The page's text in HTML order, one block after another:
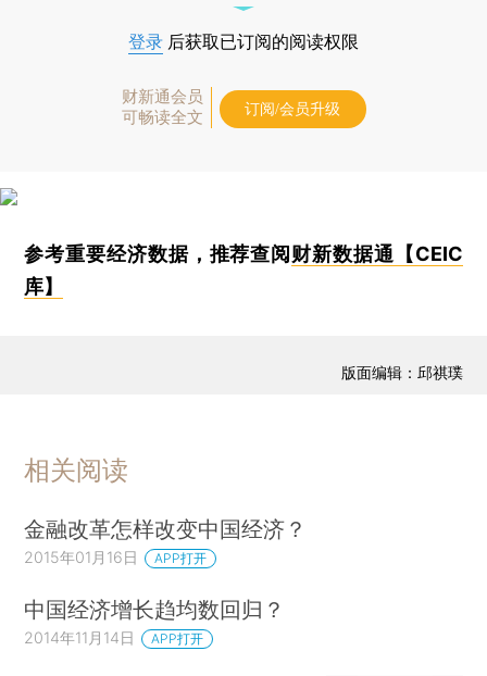
登录 后获取已订阅的阅读权限
财新通会员
可畅读全文
订阅/会员升级
参考重要经济数据，推荐查阅 财新数据通【CEIC
库】
版面编辑：邱祺璞
相关阅读
金融改革怎样改变中国经济？
2015年01月16日 APP打开
中国经济增长趋均数回归？
2014年11月14日 APP打开